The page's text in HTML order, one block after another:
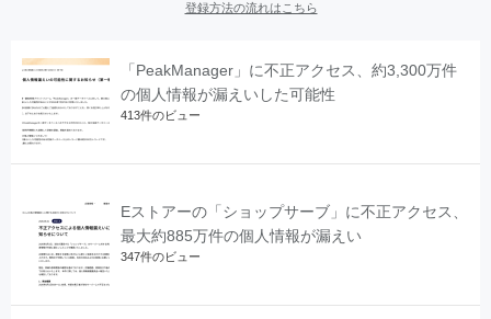
登録方法の流れはこちら
「PeakManager」に不正アクセス、約3,300万件
の個人情報が漏えいした可能性
413件のビュー
Eストアーの「ショップサーブ」に不正アクセス、
最大約885万件の個人情報が漏えい
347件のビュー